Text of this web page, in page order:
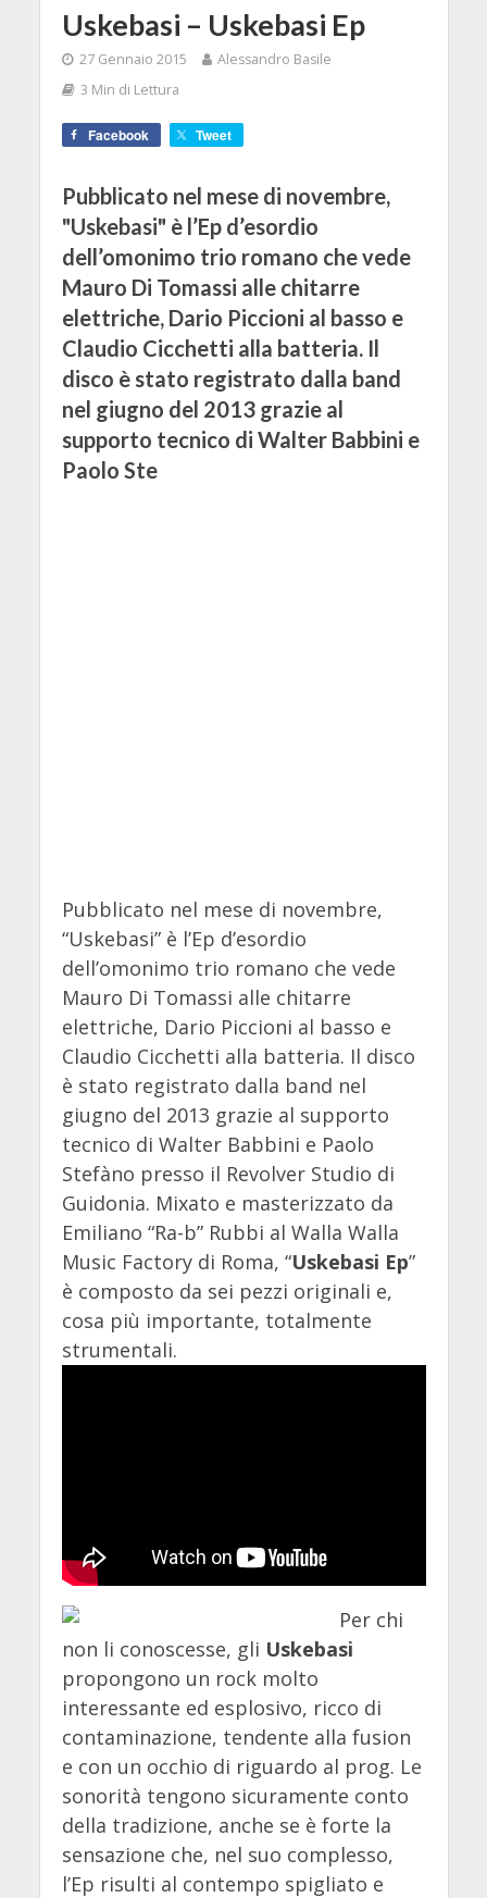
Uskebasi – Uskebasi Ep
27 Gennaio 2015
Alessandro Basile
3 Min di Lettura
Facebook Tweet
Pubblicato nel mese di novembre,
"Uskebasi" è l’Ep d’esordio
dell’omonimo trio romano che vede
Mauro Di Tomassi alle chitarre
elettriche, Dario Piccioni al basso e
Claudio Cicchetti alla batteria. Il
disco è stato registrato dalla band
nel giugno del 2013 grazie al
supporto tecnico di Walter Babbini e
Paolo Ste
Pubblicato nel mese di novembre,
“Uskebasi” è l’Ep d’esordio
dell’omonimo trio romano che vede
Mauro Di Tomassi alle chitarre
elettriche, Dario Piccioni al basso e
Claudio Cicchetti alla batteria. Il disco
è stato registrato dalla band nel
giugno del 2013 grazie al supporto
tecnico di Walter Babbini e Paolo
Stefàno presso il Revolver Studio di
Guidonia. Mixato e masterizzato da
Emiliano “Ra-b” Rubbi al Walla Walla
Music Factory di Roma, “Uskebasi Ep”
è composto da sei pezzi originali e,
cosa più importante, totalmente
strumentali.
Per chi
non li conoscesse, gli Uskebasi
propongono un rock molto
interessante ed esplosivo, ricco di
contaminazione, tendente alla fusion
e con un occhio di riguardo al prog. Le
sonorità tengono sicuramente conto
della tradizione, anche se è forte la
sensazione che, nel suo complesso,
l’Ep risulti al contempo spigliato e